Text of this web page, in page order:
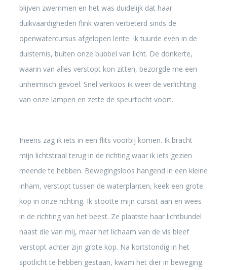
blijven zwemmen en het was duidelijk dat haar
duikvaardigheden flink waren verbeterd sinds de
openwatercursus afgelopen lente. Ik tuurde even in de
duisternis, buiten onze bubbel van licht. De donkerte,
waarin van alles verstopt kon zitten, bezorgde me een
unheimisch gevoel. Snel verkoos ik weer de verlichting
van onze lampen en zette de speurtocht voort.
Ineens zag ik iets in een flits voorbij komen. Ik bracht
mijn lichtstraal terug in de richting waar ik iets gezien
meende te hebben. Bewegingsloos hangend in een kleine
inham, verstopt tussen de waterplanten, keek een grote
kop in onze richting. Ik stootte mijn cursist aan en wees
in de richting van het beest. Ze plaatste haar lichtbundel
naast die van mij, maar het lichaam van de vis bleef
verstopt achter zijn grote kop. Na kortstondig in het
spotlicht te hebben gestaan, kwam het dier in beweging.